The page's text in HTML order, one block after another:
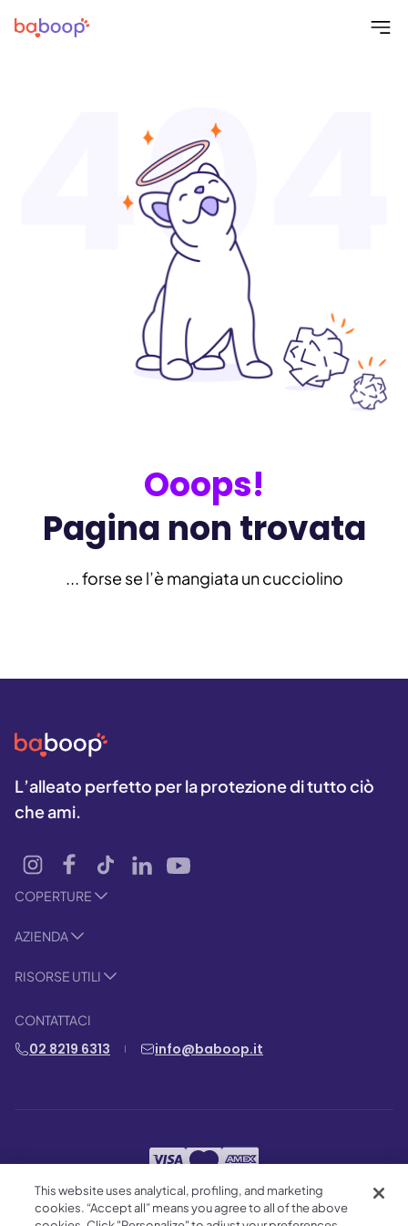
Ooops!
Pagina non trovata
... forse se l’è mangiata un cucciolino
L’alleato perfetto per la protezione di tutto ciò
che ami.
COPERTURE
AZIENDA
RISORSE UTILI
CONTATTACI
02 8219 6313 info@baboop.it
Condizioni d’usoReclamiNote legali
This website uses analytical, profiling, and marketing
cookies. “Accept all” means you agree to all of the above